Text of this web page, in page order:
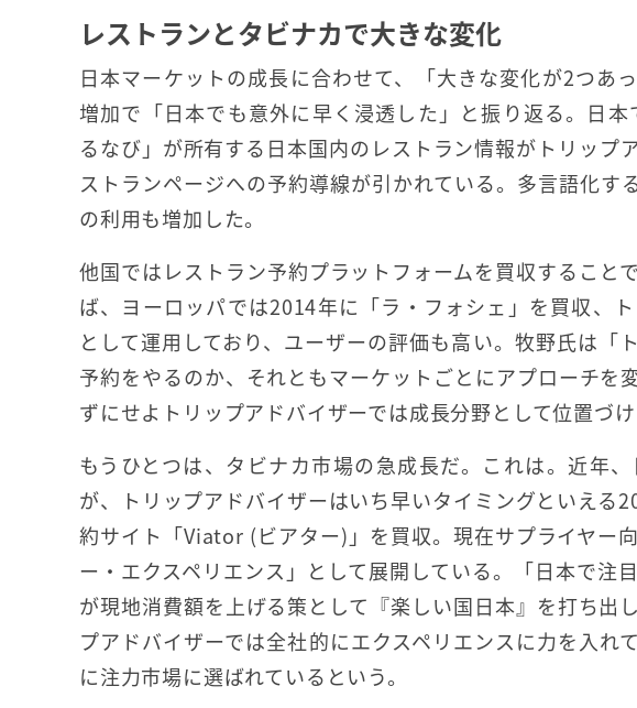
レストランとタビナカで大きな変化
日本マーケットの成長に合わせて、「大きな変化が2つあ
増加で「日本でも意外に早く浸透した」と振り返る。日
るなび」が所有する日本国内のレストラン情報がトリップ
ストランページへの予約導線が引かれている。多言語化す
の利用も増加した。
他国ではレストラン予約プラットフォームを買収すること
ば、ヨーロッパでは2014年に「ラ・フォシェ」を買収、
として運用しており、ユーザーの評価も高い。牧野氏は「
予約をやるのか、それともマーケットごとにアプローチを
ずにせよトリップアドバイザーでは成長分野として位置づけ
もうひとつは、タビナカ市場の急成長だ。これは。近年
が、トリップアドバイザーはいち早いタイミングといえる
約サイト「Viator (ビアター)」を買収。現在サプライヤー
ー・エクスペリエンス」として展開している。「日本で注
が現地消費額を上げる策として『楽しい国日本』を打ち出
プアドバイザーでは全社的にエクスペリエンスに力を入れ
に注力市場に選ばれているという。